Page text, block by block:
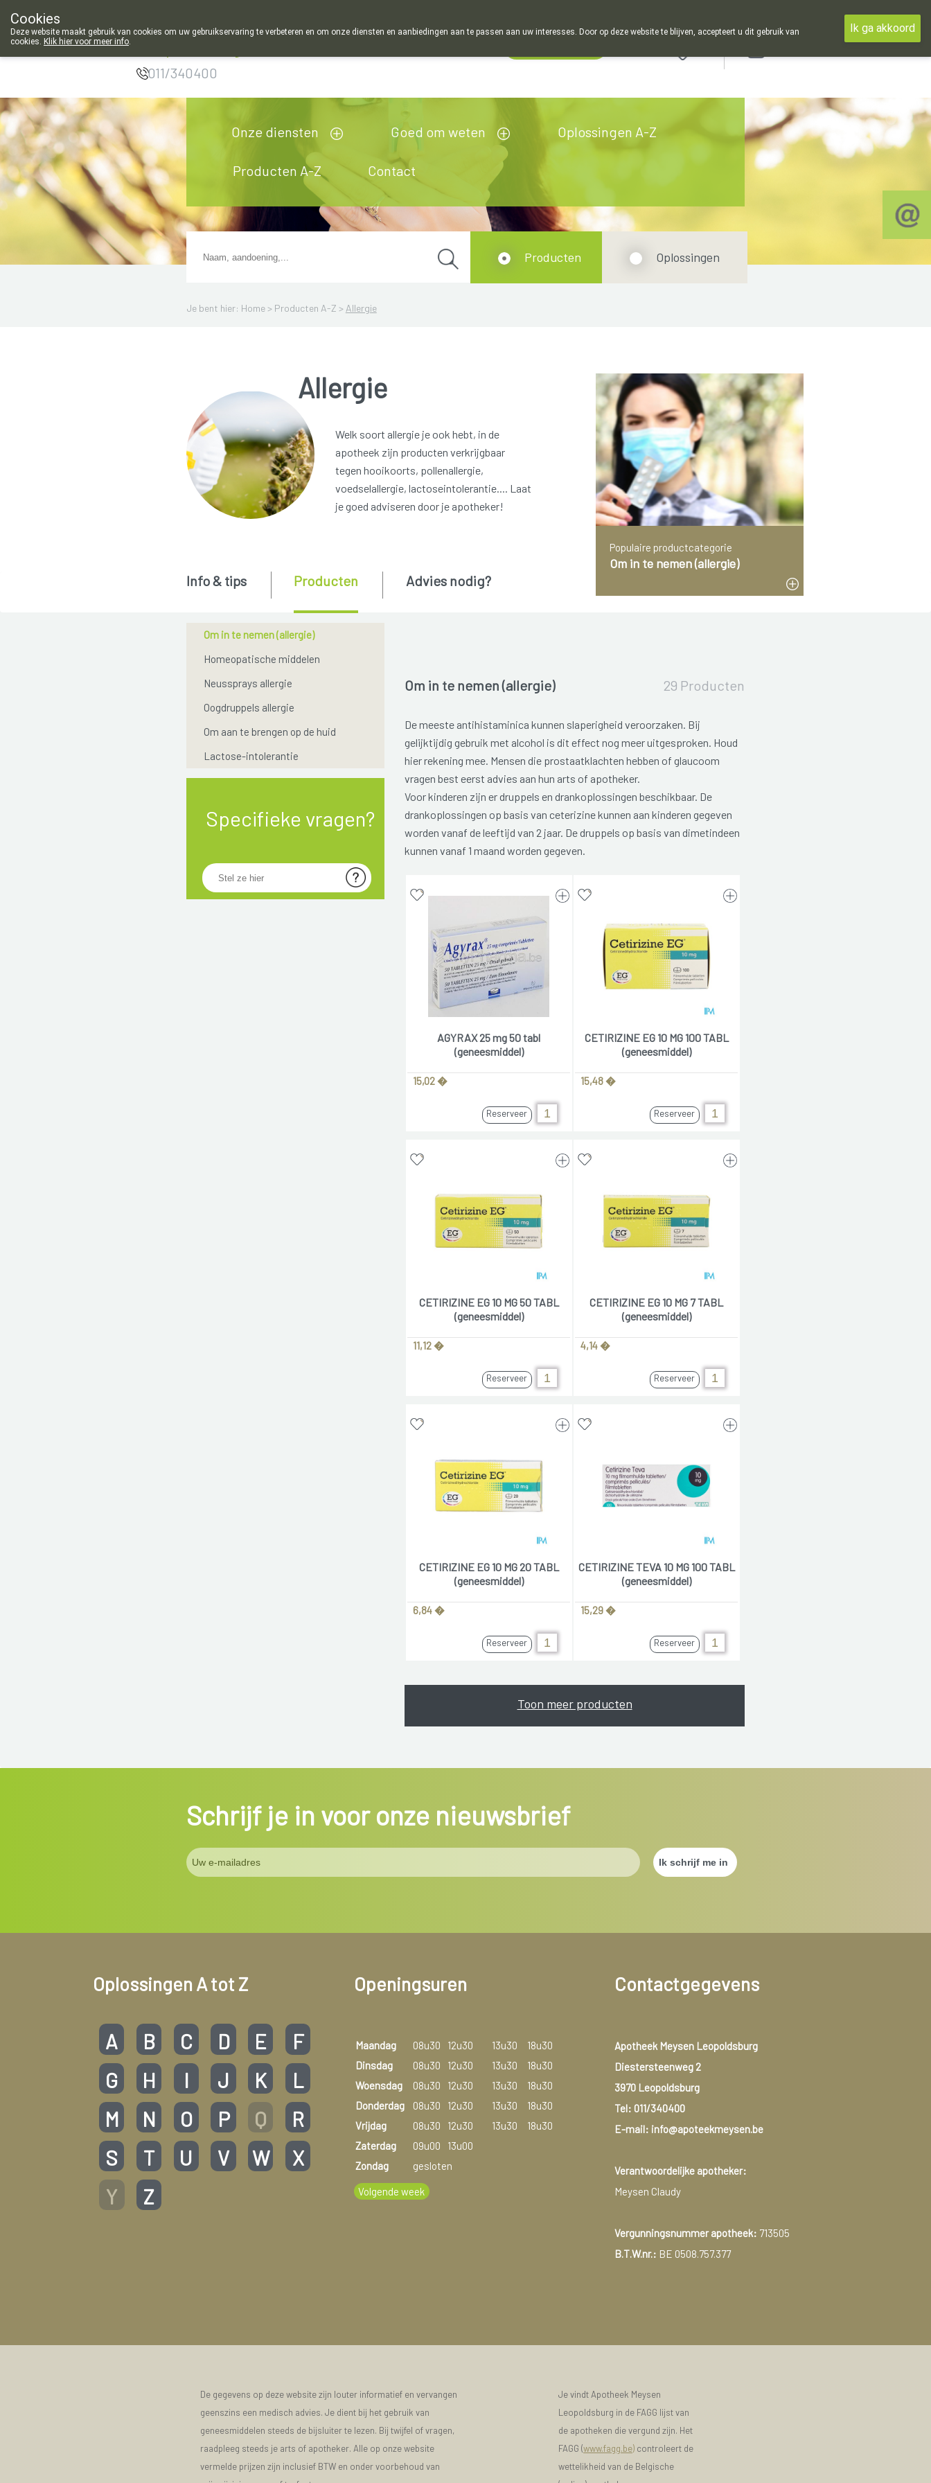
Apotheek Meysen
011/340400
Onze diensten Goed om weten Oplossingen A-Z
Producten A-Z Contact
Je bent hier: Home > Producten A-Z > Allergie
Producten Oplossingen
Populaire productcategorie
Om in te nemen (allergie)
Allergie
Welk soort allergie je ook hebt, in de
apotheek zijn producten verkrijgbaar
tegen hooikoorts, pollenallergie,
voedselallergie, lactoseintolerantie.... Laat
je goed adviseren door je apotheker!
Om in te nemen (allergie)
Homeopatische middelen
Neussprays allergie
Oogdruppels allergie
Om aan te brengen op de huid
Lactose-intolerantie
Specifieke vragen?
Info & tips Producten Advies nodig?
Om in te nemen (allergie) 29 Producten
De meeste antihistaminica kunnen slaperigheid veroorzaken. Bij
gelijktijdig gebruik met alcohol is dit effect nog meer uitgesproken. Houd
hier rekening mee. Mensen die prostaatklachten hebben of glaucoom
vragen best eerst advies aan hun arts of apotheker.
Voor kinderen zijn er druppels en drankoplossingen beschikbaar. De
drankoplossingen op basis van ceterizine kunnen aan kinderen gegeven
worden vanaf de leeftijd van 2 jaar. De druppels op basis van dimetindeen
kunnen vanaf 1 maand worden gegeven.
AGYRAX 25 mg 50 tabl
(geneesmiddel)
15,02 �
Reserveer
CETIRIZINE EG 10 MG 100 TABL
(geneesmiddel)
15,48 �
Reserveer
CETIRIZINE EG 10 MG 50 TABL
(geneesmiddel)
11,12 �
Reserveer
CETIRIZINE EG 10 MG 7 TABL
(geneesmiddel)
4,14 �
Reserveer
CETIRIZINE EG 10 MG 20 TABL
(geneesmiddel)
6,84 �
Reserveer
CETIRIZINE TEVA 10 MG 100 TABL
(geneesmiddel)
15,29 �
Reserveer
Toon meer producten
Schrijf je in voor onze nieuwsbrief
Oplossingen A tot Z
A B C D E
F
G
H I J K
L
M
N O P Q
R
S
T U V W
X
Y
Z
Openingsuren
Maandag 08u30 12u30 13u30
18u30
Dinsdag
08u30 12u30 13u30
18u30
Woensdag
08u30 12u30 13u30
18u30
Donderdag
08u30 12u30 13u30
18u30
Vrijdag
08u30 12u30 13u30
18u30
Zaterdag
09u00
13u00
Zondag
gesloten
Volgende week
Contactgegevens
Apotheek Meysen Leopoldsburg
Diestersteenweg 2
3970 Leopoldsburg
Tel: 011/340400
E-mail: info@apoteekmeysen.be
Verantwoordelijke apotheker:
Meysen Claudy
Vergunningsnummer apotheek: 713505
B.T.W.nr.: BE 0508.757.377
De gegevens op deze website zijn louter informatief en vervangen
geenszins een medisch advies. Je dient bij het gebruik van
geneesmiddelen steeds de bijsluiter te lezen. Bij twijfel of vragen,
raadpleeg steeds je arts of apotheker. Alle op onze website
vermelde prijzen zijn inclusief BTW en onder voorbehoud van
Je vindt Apotheek Meysen
Leopoldsburg in de FAGG lijst van
de apotheken die vergund zijn. Het
FAGG (www.fagg.be) controleert de
wettelikheid van de Belgische
Cookies
Deze website maakt gebruik van cookies om uw gebruikservaring te verbeteren en om onze diensten en aanbiedingen aan te passen aan uw interesses. Door op deze website te blijven, accepteert u dit gebruik van
cookies. Klik hier voor meer info.
Ik ga akkoord